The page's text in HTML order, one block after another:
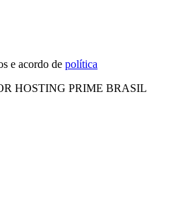
e acordo de política
HOSTING PRIME BRASIL